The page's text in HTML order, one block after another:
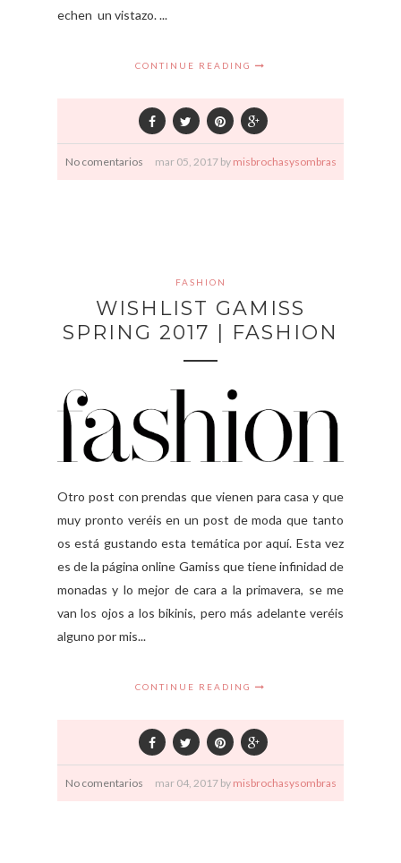
echen un vistazo. ...
CONTINUE READING
No comentarios mar 05, 2017 by misbrochasysombras
FASHION
WISHLIST GAMISS
SPRING 2017 | FASHION
Otro post con prendas que vienen para casa y que
muy pronto veréis en un post de moda que tanto
os está gustando esta temática por aquí. Esta vez
es de la página online Gamiss que tiene infinidad de
monadas y lo mejor de cara a la primavera, se me
van los ojos a los bikinis, pero más adelante veréis
alguno por mis...
CONTINUE READING
No comentarios mar 04, 2017 by misbrochasysombras